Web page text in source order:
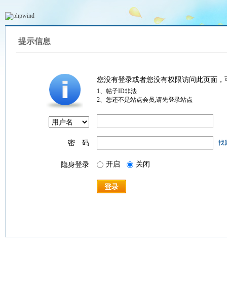
提示信息
您没有登录或者您没有权限访问此页面
1、帖子ID非法
2、您还不是站点会员,请先登录站点
密 码 找
隐身登录 开启 关闭
登录